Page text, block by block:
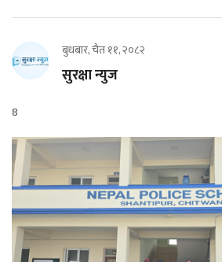
बुधबार, चैत ११, २०८२
सुरक्षा न्युज
8